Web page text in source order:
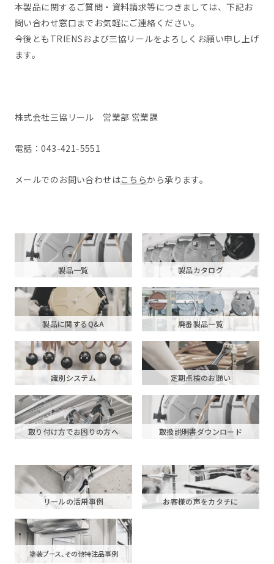
本製品に関するご質問・資料請求等につきましては、下記お
問い合わせ窓口までお気軽にご連絡ください。
今後ともTRIENSおよび三協リールをよろしくお願い申し上げ
ます。
株式会社三協リール 営業部 営業課
電話：043-421-5551
メールでのお問い合わせはこちらから承ります。
製品一覧 製品カタログ
製品に関するQ&A 廃番製品一覧
識別システム 定期点検のお願い
取り付け方でお困りの方へ 取扱説明書ダウンロード
リールの活用事例 お客様の声をカタチに
塗装ブース、その他特注品事例